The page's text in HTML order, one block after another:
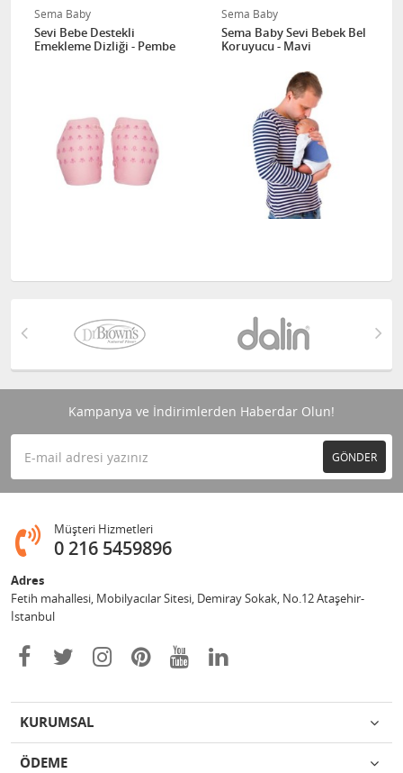
Sema Baby
Sevi Bebe Destekli
Emekleme Dizliği - Pembe
Sema Baby
Sema Baby Sevi Bebek Bel
Koruyucu - Mavi
Kampanya ve İndirimlerden Haberdar Olun!
GÖNDER
Müşteri Hizmetleri
0 216 5459896
Adres
Fetih mahallesi, Mobilyacılar Sitesi, Demiray Sokak, No.12 Ataşehir-
İstanbul
KURUMSAL
ÖDEME